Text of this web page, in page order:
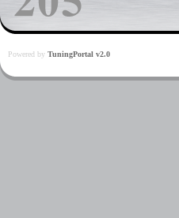
Powered by TuningPortal v2.0